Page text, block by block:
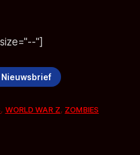
"]
Nieuwsbrief
, WORLD WAR Z, ZOMBIES